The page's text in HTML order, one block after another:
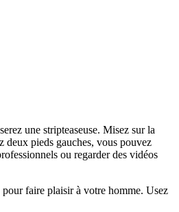
une stripteaseuse. Misez sur la
deux pieds gauches, vous pouvez
ou regarder des vidéos
faire plaisir à votre homme. Usez